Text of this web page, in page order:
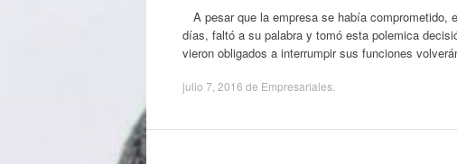
A pesar que la empresa se había comprometido,
días, faltó a su palabra y tomó esta polemica
vieron obligados a interrumpir sus funciones
julio 7, 2016 de Empresariales